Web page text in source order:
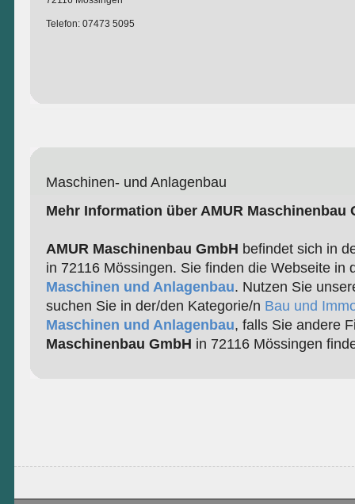
Telefon: 07473 5095
Maschinen- und Anlagenbau
Mehr Information über AMUR Maschinenbau
AMUR Maschinenbau GmbH befindet sich in
in 72116 Mössingen. Sie finden die Webseite in
Maschinen und Anlagenbau. Nutzen Sie
suchen Sie in der/den Kategorie/n Bau und
Maschinen und Anlagenbau, falls Sie andere
Maschinenbau GmbH in 72116 Mössingen